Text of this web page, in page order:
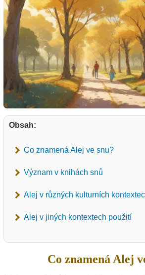
Obsah:
Co znamená Alej ve snu?
Význam v knihách snů
Alej v různých kulturních
Alej v jiných kontextech použití
Co znamená Alej